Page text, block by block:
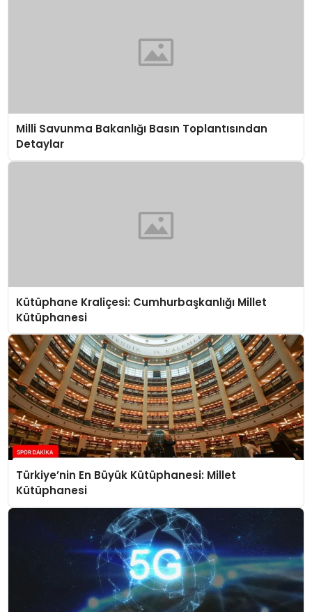
Milli Savunma Bakanlığı Basın Toplantısından
Detaylar
Kütüphane Kraliçesi: Cumhurbaşkanlığı Millet
Kütüphanesi
Türkiye’nin En Büyük Kütüphanesi: Millet
Kütüphanesi